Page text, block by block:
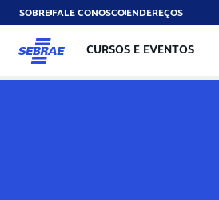
SOBREFALE CONOSCOENDEREÇOS
CURSOS E EVENTOS